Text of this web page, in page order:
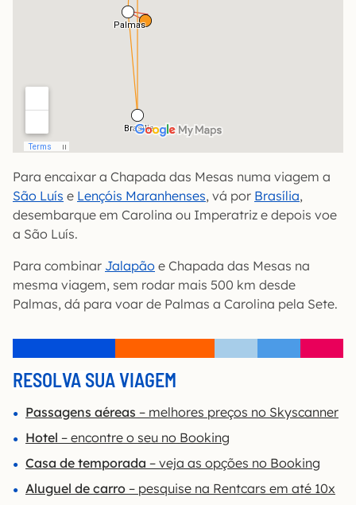
Para encaixar a Chapada das Mesas numa viagem a
São Luís e Lençóis Maranhenses, vá por Brasília,
desembarque em Carolina ou Imperatriz e depois voe
a São Luís.
Para combinar Jalapão e Chapada das Mesas na
mesma viagem, sem rodar mais 500 km desde
Palmas, dá para voar de Palmas a Carolina pela Sete.
RESOLVA SUA VIAGEM
Passagens aéreas – melhores preços no Skyscanner
Hotel – encontre o seu no Booking
Casa de temporada – veja as opções no Booking
Aluguel de carro – pesquise na Rentcars em até 10x